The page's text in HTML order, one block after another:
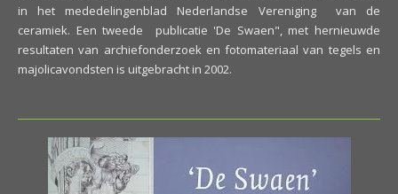
in het mededelingenblad Nederlandse Vereniging van de
ceramiek. Een tweede publicatie 'De Swaen", met hernieuwde
resultaten van archiefonderzoek en fotomateriaal van tegels en
majolicavondsten is uitgebracht in 2002.